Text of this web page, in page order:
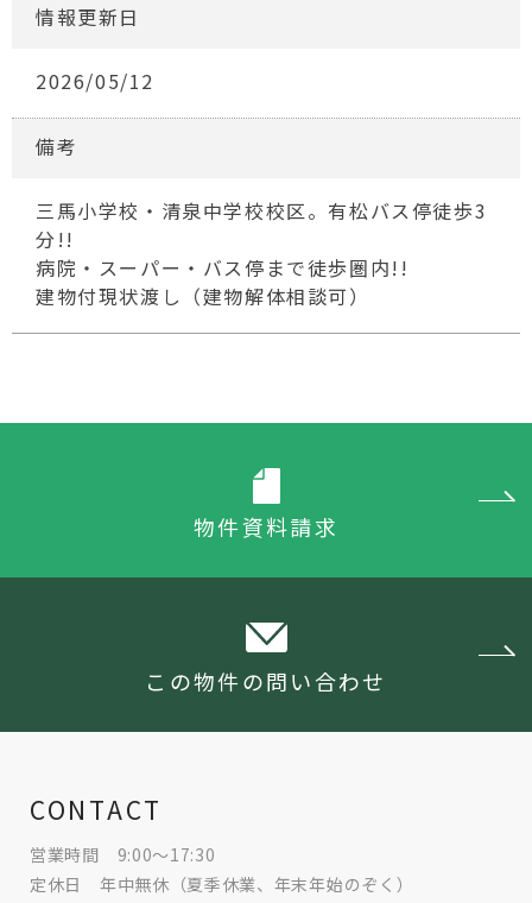
情報更新日
2026/05/12
備考
三馬小学校・清泉中学校校区。有松バス停徒歩3
分!!
病院・スーパー・バス停まで徒歩圏内!!
建物付現状渡し（建物解体相談可）
物件資料請求
この物件の問い合わせ
CONTACT
営業時間 9:00～17:30
定休日 年中無休（夏季休業、年末年始のぞく）